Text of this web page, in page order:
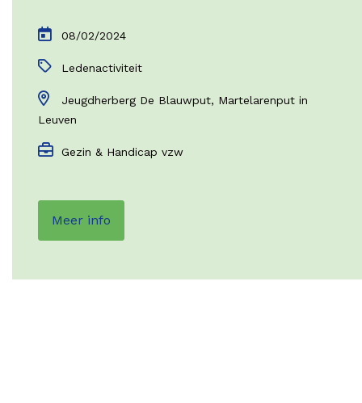
08/02/2024
Ledenactiviteit
Jeugdherberg De Blauwput, Martelarenput in
Leuven
Gezin & Handicap vzw
Meer info